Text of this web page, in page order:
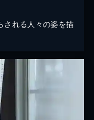
される人々の姿を描